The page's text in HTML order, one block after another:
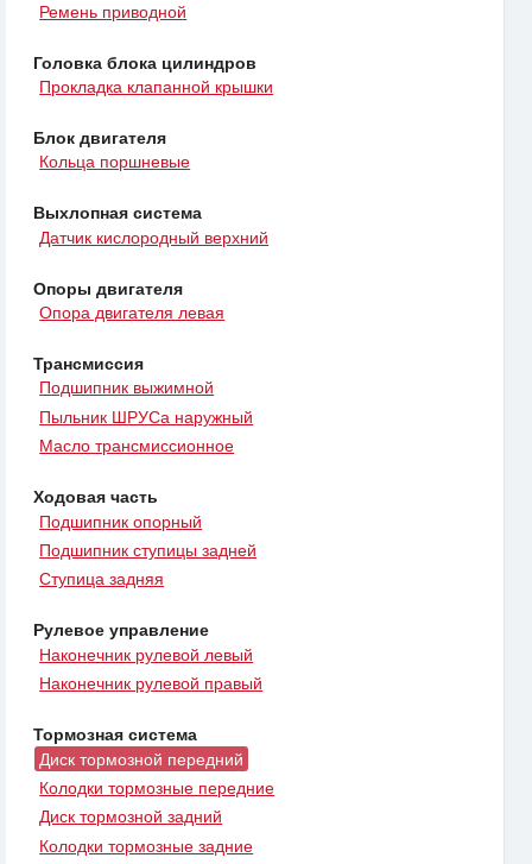
Ремень приводной
Головка блока цилиндров
Прокладка клапанной крышки
Блок двигателя
Кольца поршневые
Выхлопная система
Датчик кислородный верхний
Опоры двигателя
Опора двигателя левая
Трансмиссия
Подшипник выжимной
Пыльник ШРУСа наружный
Масло трансмиссионное
Ходовая часть
Подшипник опорный
Подшипник ступицы задней
Ступица задняя
Рулевое управление
Наконечник рулевой левый
Наконечник рулевой правый
Тормозная система
Диск тормозной передний
Колодки тормозные передние
Диск тормозной задний
Колодки тормозные задние